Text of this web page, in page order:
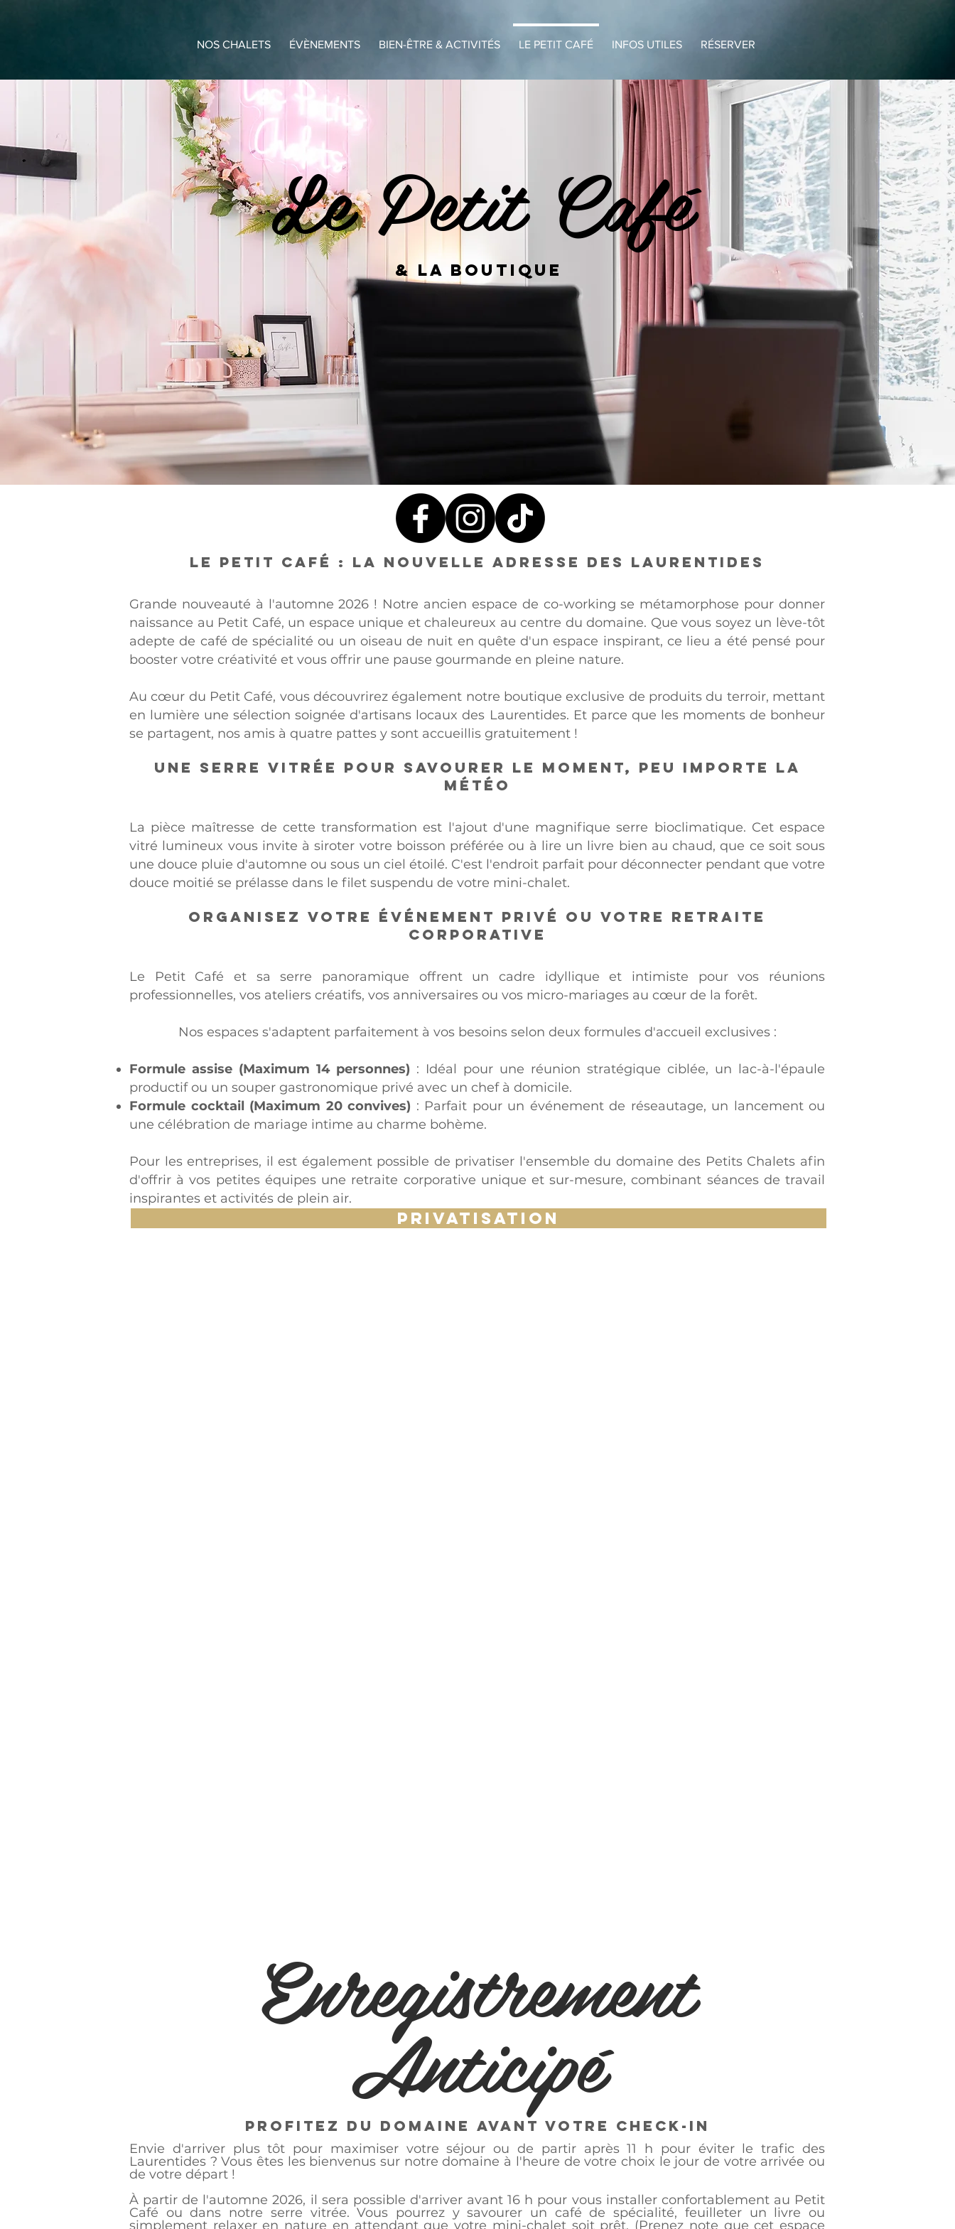
NOS CHALETS ÉVÈNEMENTS BIEN-ÊTRE & ACTIVITÉS LE PETIT CAFÉ INFOS UTILES RÉSERVER
Le Petit Café
& la boutique
Le Petit Café : la nouvelle adresse des Laurentides
Grande nouveauté à l'automne 2026 ! Notre ancien espace de co-working se métamorphose pour donner
naissance au Petit Café, un espace unique et chaleureux au centre du domaine. Que vous soyez un lève-tôt
adepte de café de spécialité ou un oiseau de nuit en quête d'un espace inspirant, ce lieu a été pensé pour
booster votre créativité et vous offrir une pause gourmande en pleine nature.
Au cœur du Petit Café, vous découvrirez également notre boutique exclusive de produits du terroir, mettant
en lumière une sélection soignée d'artisans locaux des Laurentides. Et parce que les moments de bonheur
se partagent, nos amis à quatre pattes y sont accueillis gratuitement !
Une serre vitrée pour savourer le moment, peu importe la
météo
La pièce maîtresse de cette transformation est l'ajout d'une magnifique serre bioclimatique. Cet espace
vitré lumineux vous invite à siroter votre boisson préférée ou à lire un livre bien au chaud, que ce soit sous
une douce pluie d'automne ou sous un ciel étoilé. C'est l'endroit parfait pour déconnecter pendant que votre
douce moitié se prélasse dans le filet suspendu de votre mini-chalet.
Organisez votre événement privé ou votre retraite
corporative
Le Petit Café et sa serre panoramique offrent un cadre idyllique et intimiste pour vos réunions
professionnelles, vos ateliers créatifs, vos anniversaires ou vos micro-mariages au cœur de la forêt.
Nos espaces s'adaptent parfaitement à vos besoins selon deux formules d'accueil exclusives :
Formule assise (Maximum 14 personnes) : Idéal pour une réunion stratégique ciblée, un lac-à-l'épaule
productif ou un souper gastronomique privé avec un chef à domicile.
Formule cocktail (Maximum 20 convives) : Parfait pour un événement de réseautage, un lancement ou
une célébration de mariage intime au charme bohème.
Pour les entreprises, il est également possible de privatiser l'ensemble du domaine des Petits Chalets afin
d'offrir à vos petites équipes une retraite corporative unique et sur-mesure, combinant séances de travail
inspirantes et activités de plein air.
PRIVATISATION
Enregistrement
Anticipé
Profitez du domaine avant votre Check-in
Envie d'arriver plus tôt pour maximiser votre séjour ou de partir après 11 h pour éviter le trafic des
Laurentides ? Vous êtes les bienvenus sur notre domaine à l'heure de votre choix le jour de votre arrivée ou
de votre départ !
À partir de l'automne 2026, il sera possible d'arriver avant 16 h pour vous installer confortablement au Petit
Café ou dans notre serre vitrée. Vous pourrez y savourer un café de spécialité, feuilleter un livre ou
simplement relaxer en nature en attendant que votre mini-chalet soit prêt. (Prenez note que cet espace